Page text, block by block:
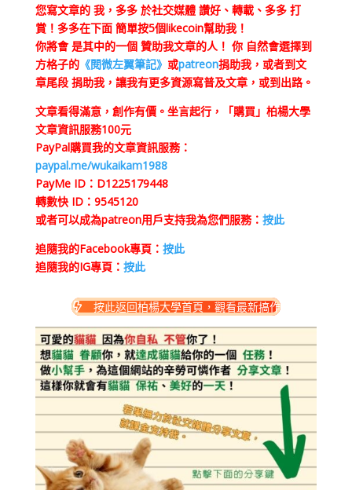
您寫文章的 我，多多 於社交媒體 讚好、轉載、多多 打
賞！多多在下面 簡單按5個likecoin幫助我！
你將會 是其中的一個 贊助我文章的人！ 你 自然會選擇到
方格子的《閱微左翼筆記》 或patreon捐助我，或者到文
章尾段 捐助我，讓我有更多資源寫普及文章，或到出路。
文章看得滿意，創作有價。坐言起行，「購買」柏楊大學
文章資訊服務100元
PayPal購買我的文章資訊服務：
paypal.me/wukaikam1988
PayMe ID：D1225179448
轉數快 ID：9545120
或者可以成為patreon用戶支持我為您們服務： 按此
追隨我的Facebook專頁： 按此
追隨我的IG專頁： 按此
按此返回柏楊大學首頁，觀看最新搞作